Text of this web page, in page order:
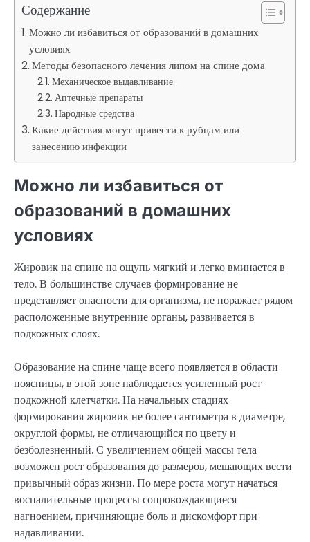
Содержание
Можно ли избавиться от образований в домашних
условиях
Методы безопасного лечения липом на спине дома
Механическое выдавливание
Аптечные препараты
Народные средства
Какие действия могут привести к рубцам или
занесению инфекции
Можно ли избавиться от
образований в домашних
условиях
Жировик на спине на ощупь мягкий и легко вминается в
тело. В большинстве случаев формирование не
представляет опасности для организма, не поражает рядом
расположенные внутренние органы, развивается в
подкожных слоях.
Образование на спине чаще всего появляется в области
поясницы, в этой зоне наблюдается усиленный рост
подкожной клетчатки. На начальных стадиях
формирования жировик не более сантиметра в диаметре,
округлой формы, не отличающийся по цвету и
безболезненный. С увеличением общей массы тела
возможен рост образования до размеров, мешающих вести
привычный образ жизни. По мере роста могут начаться
воспалительные процессы сопровождающиеся
нагноением, причиняющие боль и дискомфорт при
надавливании.